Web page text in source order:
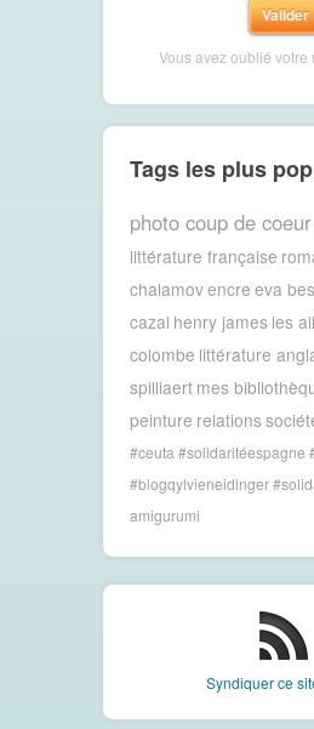
Vous avez oublié votre
Tags les plus
photo coup de coeur
littérature française
chalamovencre eva
cazal henry james les
colombe littérature
spilliaert mes
peinture relations
#ceuta #solidaritéespagne
#blogqylvieneidinger
amigurumi
Syndiquer ce